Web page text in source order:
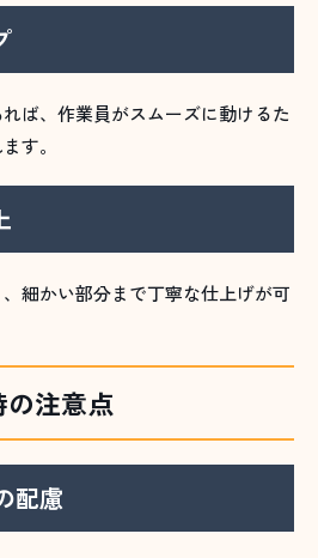
ば、作業員がスムーズに動けるた
す。
細かい部分まで丁寧な仕上げが可
注意点
配慮